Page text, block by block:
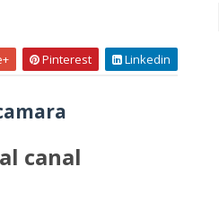
Pinterest Linkedin
canal